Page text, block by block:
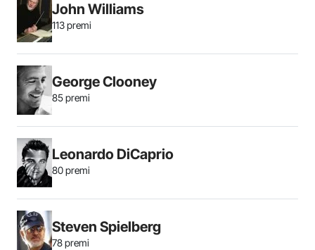
John Williams
113 premi
George Clooney
85 premi
Leonardo DiCaprio
80 premi
Steven Spielberg
78 premi